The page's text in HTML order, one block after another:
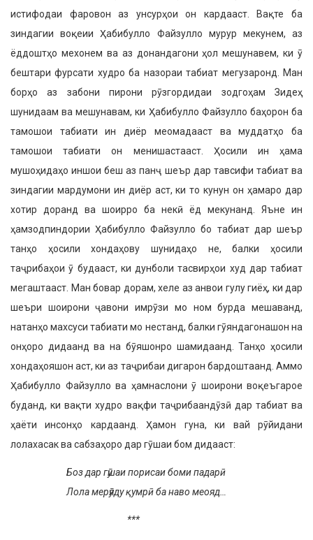
истифодаи фаровон аз унсурҳои он кардааст. Вақте ба
зиндагии воқеии Ҳабибулло Файзулло мурур мекунем, аз
ёддоштҳо мехонем ва аз донандагони ҳол мешунавем, ки ӯ
бештари фурсати худро ба назораи табиат мегузаронд. Ман
борҳо аз забони пирони рӯзгордидаи зодгоҳам Зидеҳ
шунидаам ва мешунавам, ки Ҳабибулло Файзулло баҳорон ба
тамошои табиати ин диёр меомадааст ва муддатҳо ба
тамошои табиати он менишастааст. Ҳосили ин ҳама
мушоҳидаҳо иншои беш аз панҷ шеър дар тавсифи табиат ва
зиндагии мардумони ин диёр аст, ки то кунун он ҳамаро дар
хотир доранд ва шоирро ба некӣ ёд мекунанд. Яъне ин
ҳамзодпиндории Ҳабибулло Файзулло бо табиат дар шеър
танҳо ҳосили хондаҳову шунидаҳо не, балки ҳосили
таҷрибаҳои ӯ будааст, ки дунболи тасвирҳои худ дар табиат
мегаштааст. Ман бовар дорам, хеле аз анвои гулу гиёҳ, ки дар
шеъри шоирони ҷавони имрӯзи мо ном бурда мешаванд,
натанҳо махсуси табиати мо нестанд, балки гӯяндагонашон на
онҳоро дидаанд ва на бӯяшонро шамидаанд. Танҳо ҳосили
хондаҳояшон аст, ки аз таҷрибаи дигарон бардоштаанд. Аммо
Ҳабибулло Файзулло ва ҳамнаслони ӯ шоирони воқеъгарое
буданд, ки вақти худро вақфи таҷрибаандӯзӣ дар табиат ва
ҳаёти инсонҳо кардаанд. Ҳамон гуна, ки вай рӯйидани
лолахасак ва сабзаҳоро дар гӯшаи бом дидааст:
Боз дар гӯшаи порисаи боми падарӣ
Лола мерӯяду қумрӣ ба наво меояд…
***